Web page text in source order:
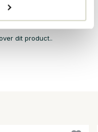
dit product..